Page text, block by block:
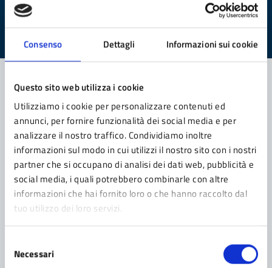
Consenso Dettagli Informazioni sui cookie
Questo sito web utilizza i cookie
Utilizziamo i cookie per personalizzare contenuti ed
annunci, per fornire funzionalità dei social media e per
analizzare il nostro traffico. Condividiamo inoltre
informazioni sul modo in cui utilizzi il nostro sito con i nostri
partner che si occupano di analisi dei dati web, pubblicità e
social media, i quali potrebbero combinarle con altre
informazioni che hai fornito loro o che hanno raccolto dal
tuo utilizzo dei loro servizi.
delNecessari
Valuta 5 stelle su 5
Valuta 4 stelle su 5
Valuta 3 stelle su 5
Valuta 2 stelle su 5
Valuta 1 stelle su 5
Contatta il comune
Leggi le domande frequenti
Richiedi assistenza
Prenota appuntamento
Problemi in città